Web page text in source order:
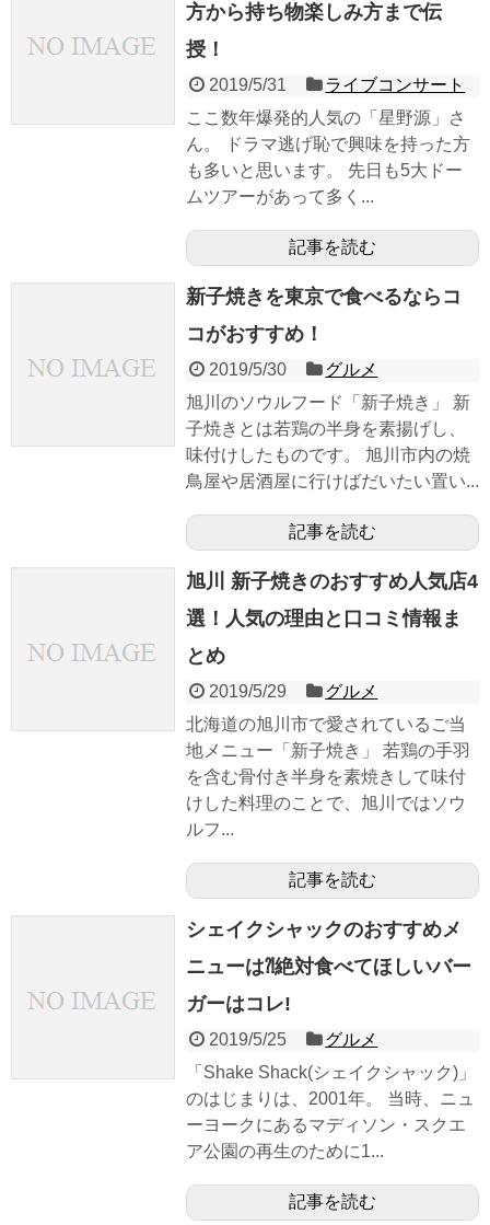
方から持ち物楽しみ方まで伝
授！
2019/5/31
ライブコンサート
ここ数年爆発的人気の「星野源」さ
ん。 ドラマ逃げ恥で興味を持った方
も多いと思います。 先日も5大ドー
ムツアーがあって多く...
記事を読む
新子焼きを東京で食べるならコ
コがおすすめ！
2019/5/30
グルメ
旭川のソウルフード「新子焼き」 新
子焼きとは若鶏の半身を素揚げし、
味付けしたものです。 旭川市内の焼
鳥屋や居酒屋に行けばだいたい置い...
記事を読む
旭川 新子焼きのおすすめ人気店4
選！人気の理由と口コミ情報ま
とめ
2019/5/29
グルメ
北海道の旭川市で愛されているご当
地メニュー「新子焼き」 若鶏の手羽
を含む骨付き半身を素焼きして味付
けした料理のことで、旭川ではソウ
ルフ...
記事を読む
シェイクシャックのおすすめメ
ニューは⁈絶対食べてほしいバー
ガーはコレ!
2019/5/25
グルメ
「Shake Shack(シェイクシャック)」
のはじまりは、2001年。 当時、ニュ
ーヨークにあるマディソン・スクエ
ア公園の再生のために1...
記事を読む